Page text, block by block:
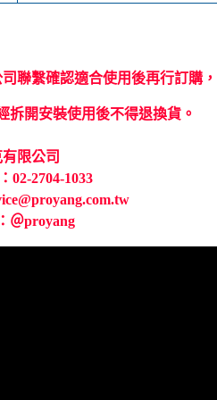
聯繫確認適合使用後再行訂購
拆開安裝使用後不得退換貨。
限公司
02-2704-1033
＠proyang